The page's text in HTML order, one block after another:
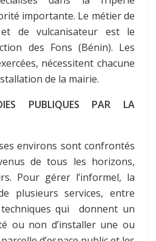
importante. Le métier de
de vulcanisateur est le
des Fons (Bénin). Les
nécessitent chacune
de la mairie.
PUBLIQUES PAR LA
environs sont confrontés
de tous les horizons,
Pour gérer l’informel, la
plusieurs services, entre
qui donnent un
ou non d’installer une ou